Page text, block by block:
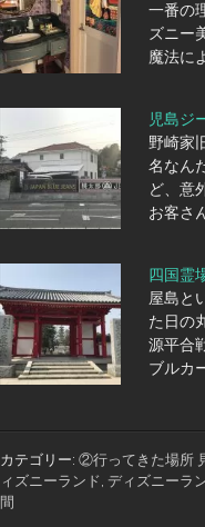
一番の
ズニー
魔法に
児島ジ
野崎家
名なん
ど、意
お客さ
四国霊
屋島と
た日の
源平合
ブルカ
カテゴリー: ②行ってきた場所
ィズニーランド, ディズニーラ
間